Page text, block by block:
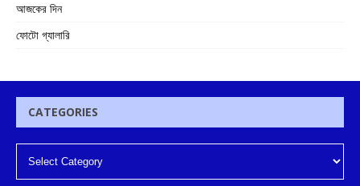
আজকের দিন
ফোটো গ্যালারি
CATEGORIES